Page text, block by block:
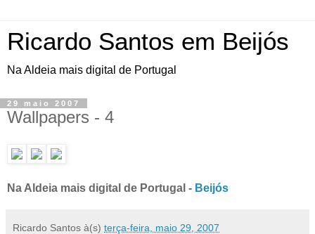
Ricardo Santos em Beijós
Na Aldeia mais digital de Portugal
29 maio 2007
Wallpapers - 4
Na Aldeia mais digital de Portugal - Beijós
Ricardo Santos à(s) terça-feira, maio 29, 2007